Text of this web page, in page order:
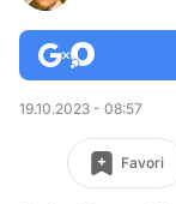
19.10.2023 - 08:57
Favori